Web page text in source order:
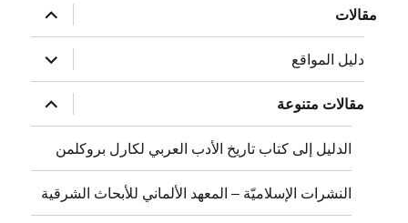
مقالات
توسيع
القائمة
الفرعية
دليل المواقع
توسيع
القائمة
الفرعية
مقالات متنوعة
توسيع
القائمة
الفرعية
الدليل إلى كتاب تاريخ الأدب العربي لكارل بروكلمن
النشرات الإسلاميّة – المعهد الألماني للأبحاث الشرقية